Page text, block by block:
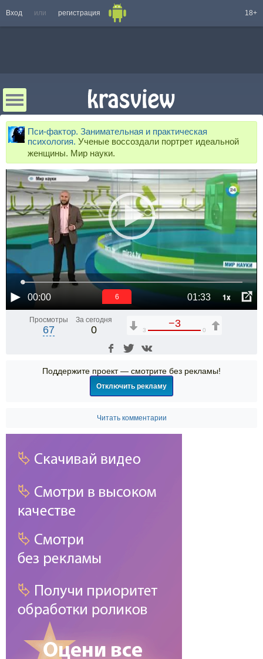
Вход или регистрация 18+
Пси-фактор. Занимательная и практическая
психология. Ученые воссоздали портрет идеальной
женщины. Мир науки.
00:00 01:33 1x
6
Просмотры
67
За сегодня
0
−3
3 0
Поддержите проект — смотрите без рекламы!
Отключить рекламу
Читать комментарии